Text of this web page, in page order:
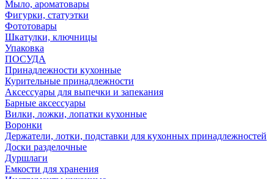
Мыло, ароматовары
Фигурки, статуэтки
Фототовары
Шкатулки, ключницы
Упаковка
ПОСУДА
Принадлежности кухонные
Курительные принадлежности
Аксессуары для выпечки и запекания
Барные аксессуары
Вилки, ложки, лопатки кухонные
Воронки
Держатели, лотки, подставки для кухонных принадлежностей
Доски разделочные
Дуршлаги
Емкости для хранения